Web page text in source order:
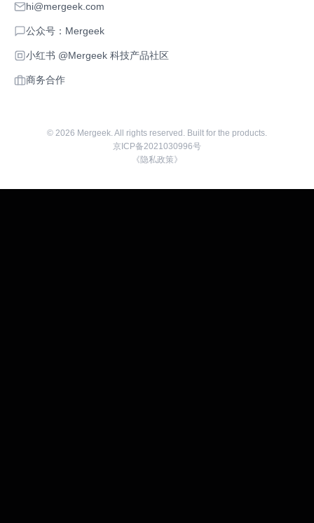
hi@mergeek.com
公众号：Mergeek
小红书 @Mergeek 科技产品社区
商务合作
© 2026 Mergeek. All rights reserved. Built for the products.
京ICP备2021030996号
《隐私政策》